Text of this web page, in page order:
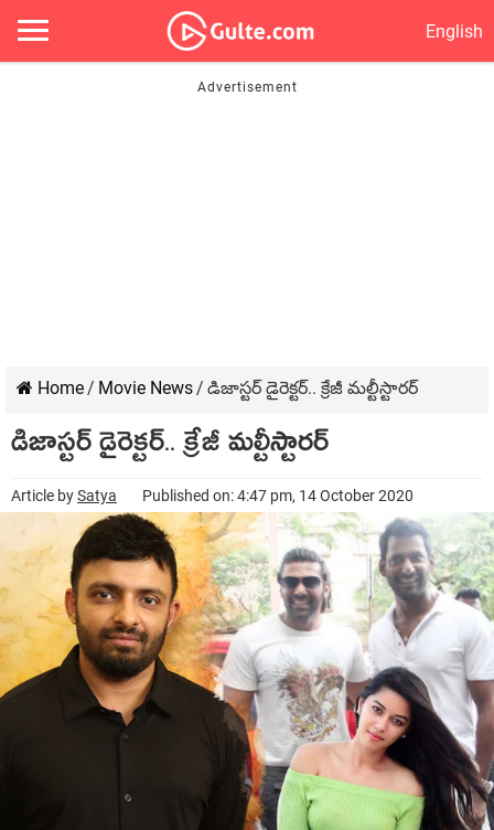
English
Home/ Movie News/ డిజాస్టర్ డైరెక్టర్.. క్రేజీ మల్టీస్టారర్
డిజాస్టర్ డైరెక్టర్.. క్రేజీ మల్టీస్టారర్
Article bySatya Published on: 4:47 pm, 14 October 2020